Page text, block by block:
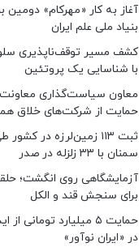
آغاز به کار «مهرکام» دومین
بنیاد ملی علم ایران
کشف مسیر توقف‌ناپذیری
با شناسایی یک پروتئین
معاون سیاست‌گذاری
حمایت از شرکت‌های خلاق
ثبت ۱۱۳ زمین‌لرزه در
سمنان با ۳۳ زلزله در صدر
آزمایشگاهی روی انگشت؛
برای سنجش قند و الکل
حمایت ۵ میلیارد تومانی
در «ایران نوآور»